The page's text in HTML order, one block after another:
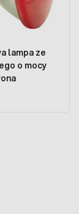
ze
o mocy